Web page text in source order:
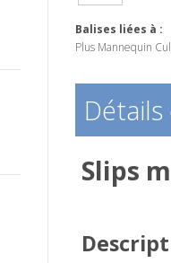
Balises liées à :
Plus Mannequin
Slips